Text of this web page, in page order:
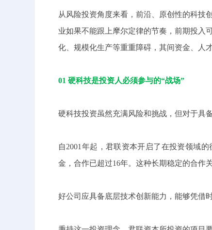
从风险投资角度来看，前沿、原创性的科技
业如果不能跟上摩尔定律的节奏，前期投入
化、规模化生产等重重障碍，其间资金、人
01 硬科技是投资人必须参与的“战场”
硬科技投资虽然充满风险和挑战，但对于具
自2001年起，君联资本开启了在投资领域
金，合作已超过16年。这种长期稳定的合作
好公司应具备底层技术创新能力，能够凭借